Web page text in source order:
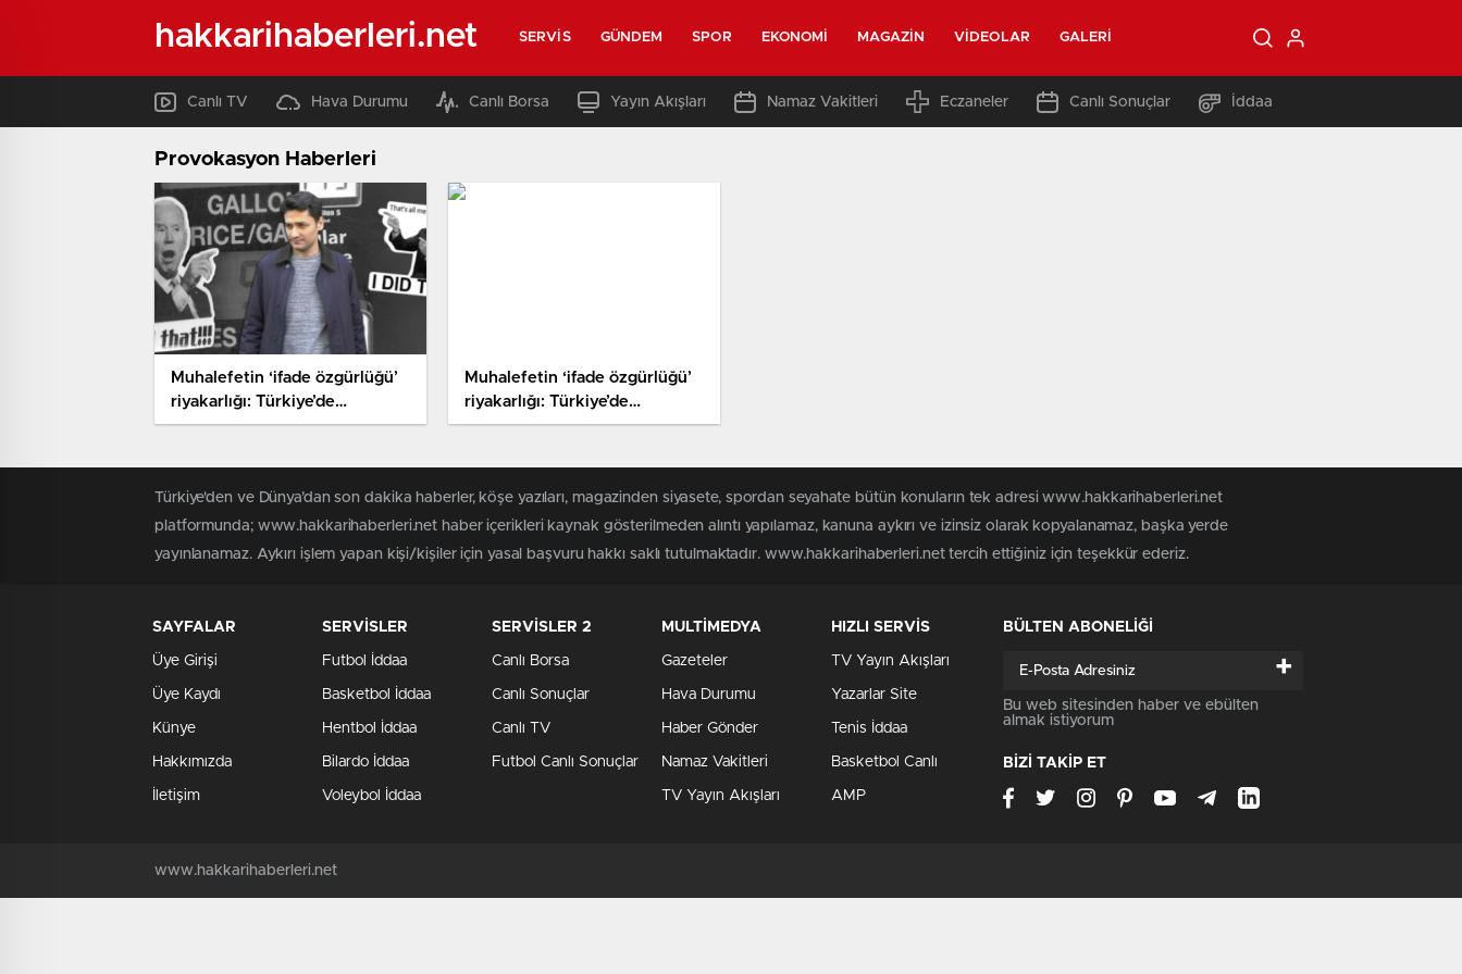
hakkarihaberleri.net SERVIS GÜNDEM SPOR EKONOMI MAGAZIN VIDEOLAR GALERI
Canlı TV Hava Durumu Canlı Borsa Yayın Akışları Namaz Vakitleri Eczaneler Canlı Sonuçlar İddaa
Provokasyon Haberleri
Muhalefetin ‘ifade özgürlüğü’
riyakarlığı: Türkiye’de
savundukları ‘sticker’
tutuklama
Muhalefetin ‘ifade özgürlüğü’
riyakarlığı: Türkiye’de
savundukları provokasyonun
Türkiye'den ve Dünya’dan son dakika haberler, köşe yazıları, magazinden siyasete, spordan seyahate bütün konuların tek adresi www.hakkarihaberleri.net
platformunda; www.hakkarihaberleri.net haber içerikleri kaynak gösterilmeden alıntı yapılamaz, kanuna aykırı ve izinsiz olarak kopyalanamaz, başka yerde
yayınlanamaz. Aykırı işlem yapan kişi/kişiler için yasal başvuru hakkı saklı tutulmaktadır. www.hakkarihaberleri.net tercih ettiğiniz için teşekkür ederiz.
SAYFALAR
Üye Girişi
Üye Kaydı
Künye
Hakkımızda
İletişim
SERVİSLER
Futbol İddaa
Basketbol İddaa
Hentbol İddaa
Bilardo İddaa
Voleybol İddaa
SERVİSLER 2
Canlı Borsa
Canlı Sonuçlar
Canlı TV
Futbol Canlı Sonuçlar
MULTİMEDYA
Gazeteler
Hava Durumu
Haber Gönder
Namaz Vakitleri
TV Yayın Akışları
HIZLI SERVİS
TV Yayın Akışları
Yazarlar Site
Tenis İddaa
Basketbol Canlı
AMP
BÜLTEN ABONELİĞİ
+
Bu web sitesinden haber ve ebülten
almak istiyorum
BİZİ TAKİP ET
www.hakkarihaberleri.net